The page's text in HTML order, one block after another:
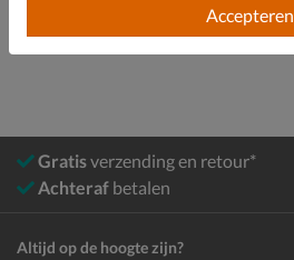
Gratisverzending en retour*
Achteraf betalen
Altijd op de hoogte zijn?
Accepteren